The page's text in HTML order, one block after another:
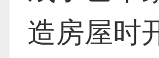
造房屋时